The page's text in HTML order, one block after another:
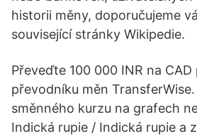
historii měny, doporučujeme
související stránky Wikipedie.
Převeďte 100 000 INR na
převodníku měn
směnného kurzu na grafech
Indická rupie / Indická rupie a